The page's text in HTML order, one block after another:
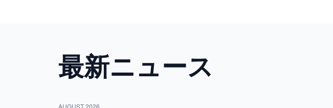
最新ニュース
AUGUST 2026